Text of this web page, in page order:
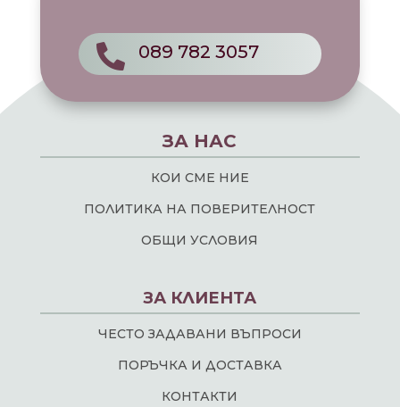
 089 782 3057
ЗА НАС
КОИ СМЕ НИЕ
ПОЛИТИКА НА ПОВЕРИТЕЛНОСТ
ОБЩИ УСЛОВИЯ
ЗА КЛИЕНТА
ЧЕСТО ЗАДАВАНИ ВЪПРОСИ
ПОРЪЧКА И ДОСТАВКА
КОНТАКТИ